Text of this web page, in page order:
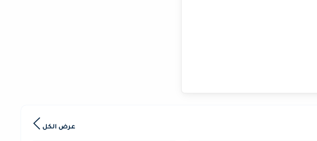
عرض الكل